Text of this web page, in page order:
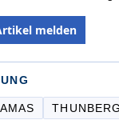
melden
THUNBERG